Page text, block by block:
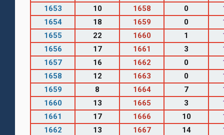
1653
10 1658 0
1654
18 1659 0
1655
22 1660 1
1656
17 1661 3
1657
16 1662 0
1658
12 1663 0
1659
8 1664 7
1660
13 1665 3
1661
17 1666 10
1662
13 1667 14